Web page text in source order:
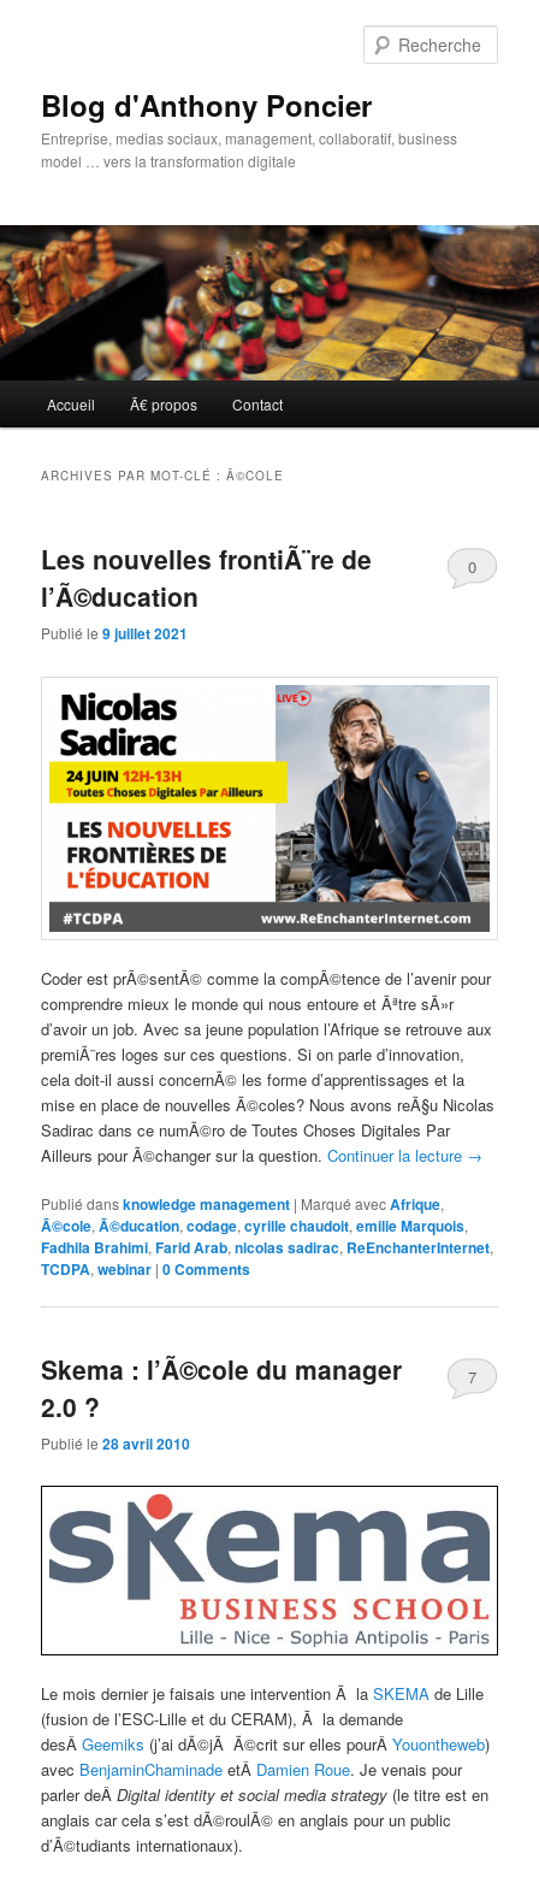
Blog d'Anthony Poncier
Entreprise, medias sociaux, management, collaboratif, business
model … vers la transformation digitale
principal
Accueil Ã€ propos Contact
ARCHIVES PAR MOT-CLÉ :Ã©COLE
Les nouvelles frontiÃ¨re de
l’Ã©ducation
Publié le9 juillet 2021
0
Coder est prÃ©sentÃ© comme la compÃ©tence de l’avenir pour
comprendre mieux le monde qui nous entoure et Ãªtre sÃ»r
d’avoir un job. Avec sa jeune population l’Afrique se retrouve aux
premiÃ¨res loges sur ces questions. Si on parle d’innovation,
cela doit-il aussi concernÃ© les forme d’apprentissages et la
mise en place de nouvelles Ã©coles? Nous avons reÃ§u Nicolas
Sadirac dans ce numÃ©ro de Toutes Choses Digitales Par
Ailleurs pour Ã©changer sur la question. Continuer la lecture →
Publié dansknowledge management | Marqué avecAfrique,
Ã©cole,Ã©ducation,codage,cyrille chaudoit,emilie Marquois,
Fadhila Brahimi,Farid Arab,nicolas sadirac, ReEnchanterInternet,
TCDPA,webinar |0 Comments
Skema : l’Ã©cole du manager
2.0 ?
Publié le28 avril 2010
7
Le mois dernier je faisais une intervention Ã laSKEMAde Lille
(fusion de l’ESC-Lille et du CERAM), Ã la demande
desÂGeemiks (j’ai dÃ©jÃ Ã©crit sur elles pourÂYouontheweb)
avec BenjaminChaminade etÂ Damien Roue. Je venais pour
parler deÂDigital identity et social media strategy (le titre est en
anglais car cela s’est dÃ©roulÃ© en anglais pour un public
d’Ã©tudiants internationaux).